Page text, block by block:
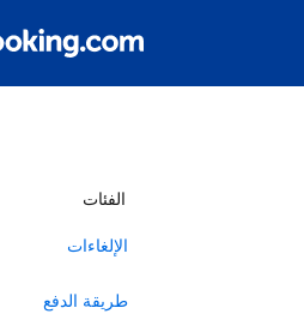
الفئات
الإلغاءات
طريقة الدفع